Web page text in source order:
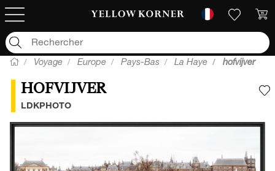
Voyage Europe Pays-Bas La Haye hofvijver
HOFVIJVER
LDKPHOTO